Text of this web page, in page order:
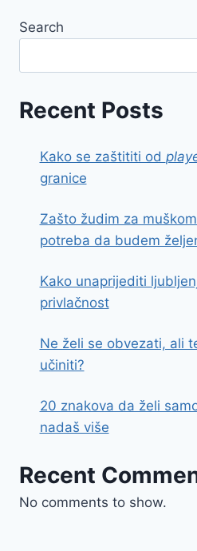
Search
Recent Posts
Kako se zaštititi od
granice
Zašto žudim za
potreba da budem
Kako unaprijediti
privlačnost
Ne želi se obvezati, ali
učiniti?
20 znakova da želi
nadaš više
Recent
No comments to show.